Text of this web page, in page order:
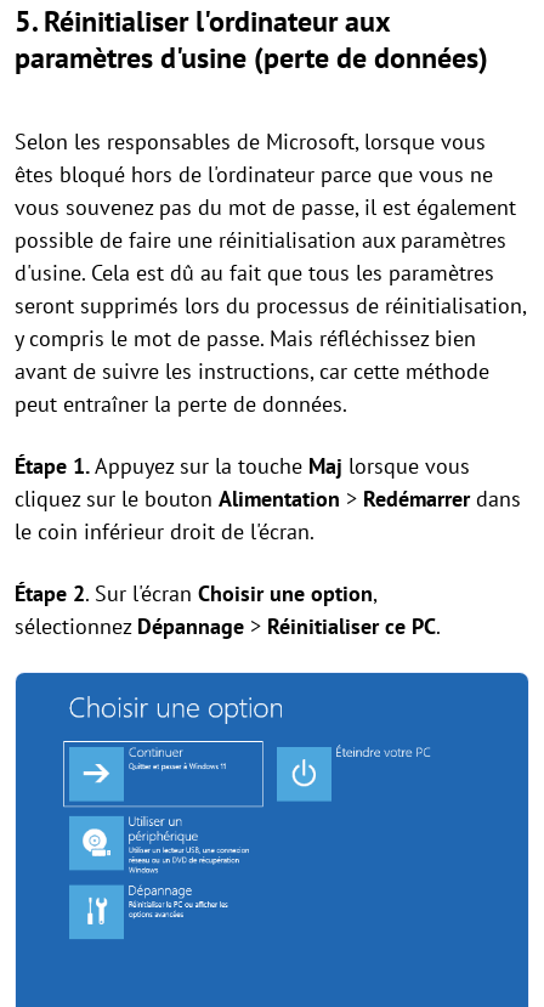
5. Réinitialiser l'ordinateur aux
paramètres d'usine (perte de données)
Selon les responsables de Microsoft, lorsque vous
êtes bloqué hors de l'ordinateur parce que vous ne
vous souvenez pas du mot de passe, il est également
possible de faire une réinitialisation aux paramètres
d'usine. Cela est dû au fait que tous les paramètres
seront supprimés lors du processus de réinitialisation,
y compris le mot de passe. Mais réfléchissez bien
avant de suivre les instructions, car cette méthode
peut entraîner la perte de données.
Étape 1.Appuyez sur la touche Maj lorsque vous
cliquez sur le bouton Alimentation > Redémarrerdans
le coin inférieur droit de l'écran.
Étape 2. Sur l'écran Choisir une option,
sélectionnez Dépannage > Réinitialiser ce PC.